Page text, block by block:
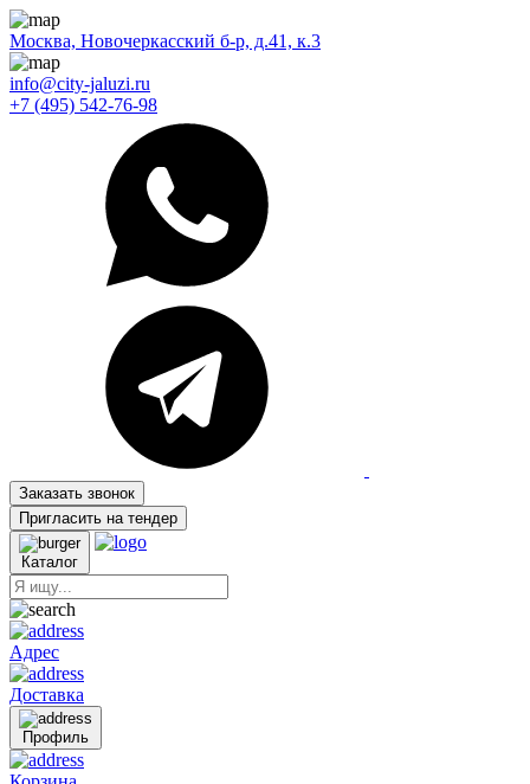
Москва, Новочеркасский б-р, д.41, к.3
info@city-jaluzi.ru
+7 (495) 542-76-98
Заказать звонок
Пригласить на тендер
Каталог
Адрес
Доставка
Профиль